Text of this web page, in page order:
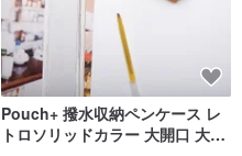
Pouch+ 撥水収納ペンケース レ
トロソリッドカラー 大開口 大容